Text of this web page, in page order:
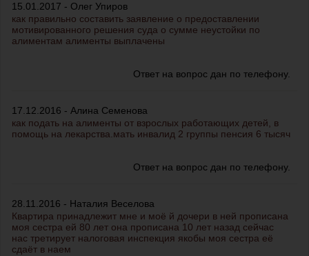
15.01.2017 - Олег Упиров
как правильно составить заявление о предоставлении
мотивированного решения суда о сумме неустойки по
алиментам алименты выплачены
Ответ на вопрос дан по телефону.
17.12.2016 - Алина Семенова
как подать на алименты от взрослых работающих детей, в
помощь на лекарства.мать инвалид 2 группы пенсия 6 тысяч
Ответ на вопрос дан по телефону.
28.11.2016 - Наталия Веселова
Квартира принадлежит мне и моё й дочери в ней прописана
моя сестра ей 80 лет она прописана 10 лет назад сейчас
нас третирует налоговая инспекция якобы моя сестра её
сдаёт в наем